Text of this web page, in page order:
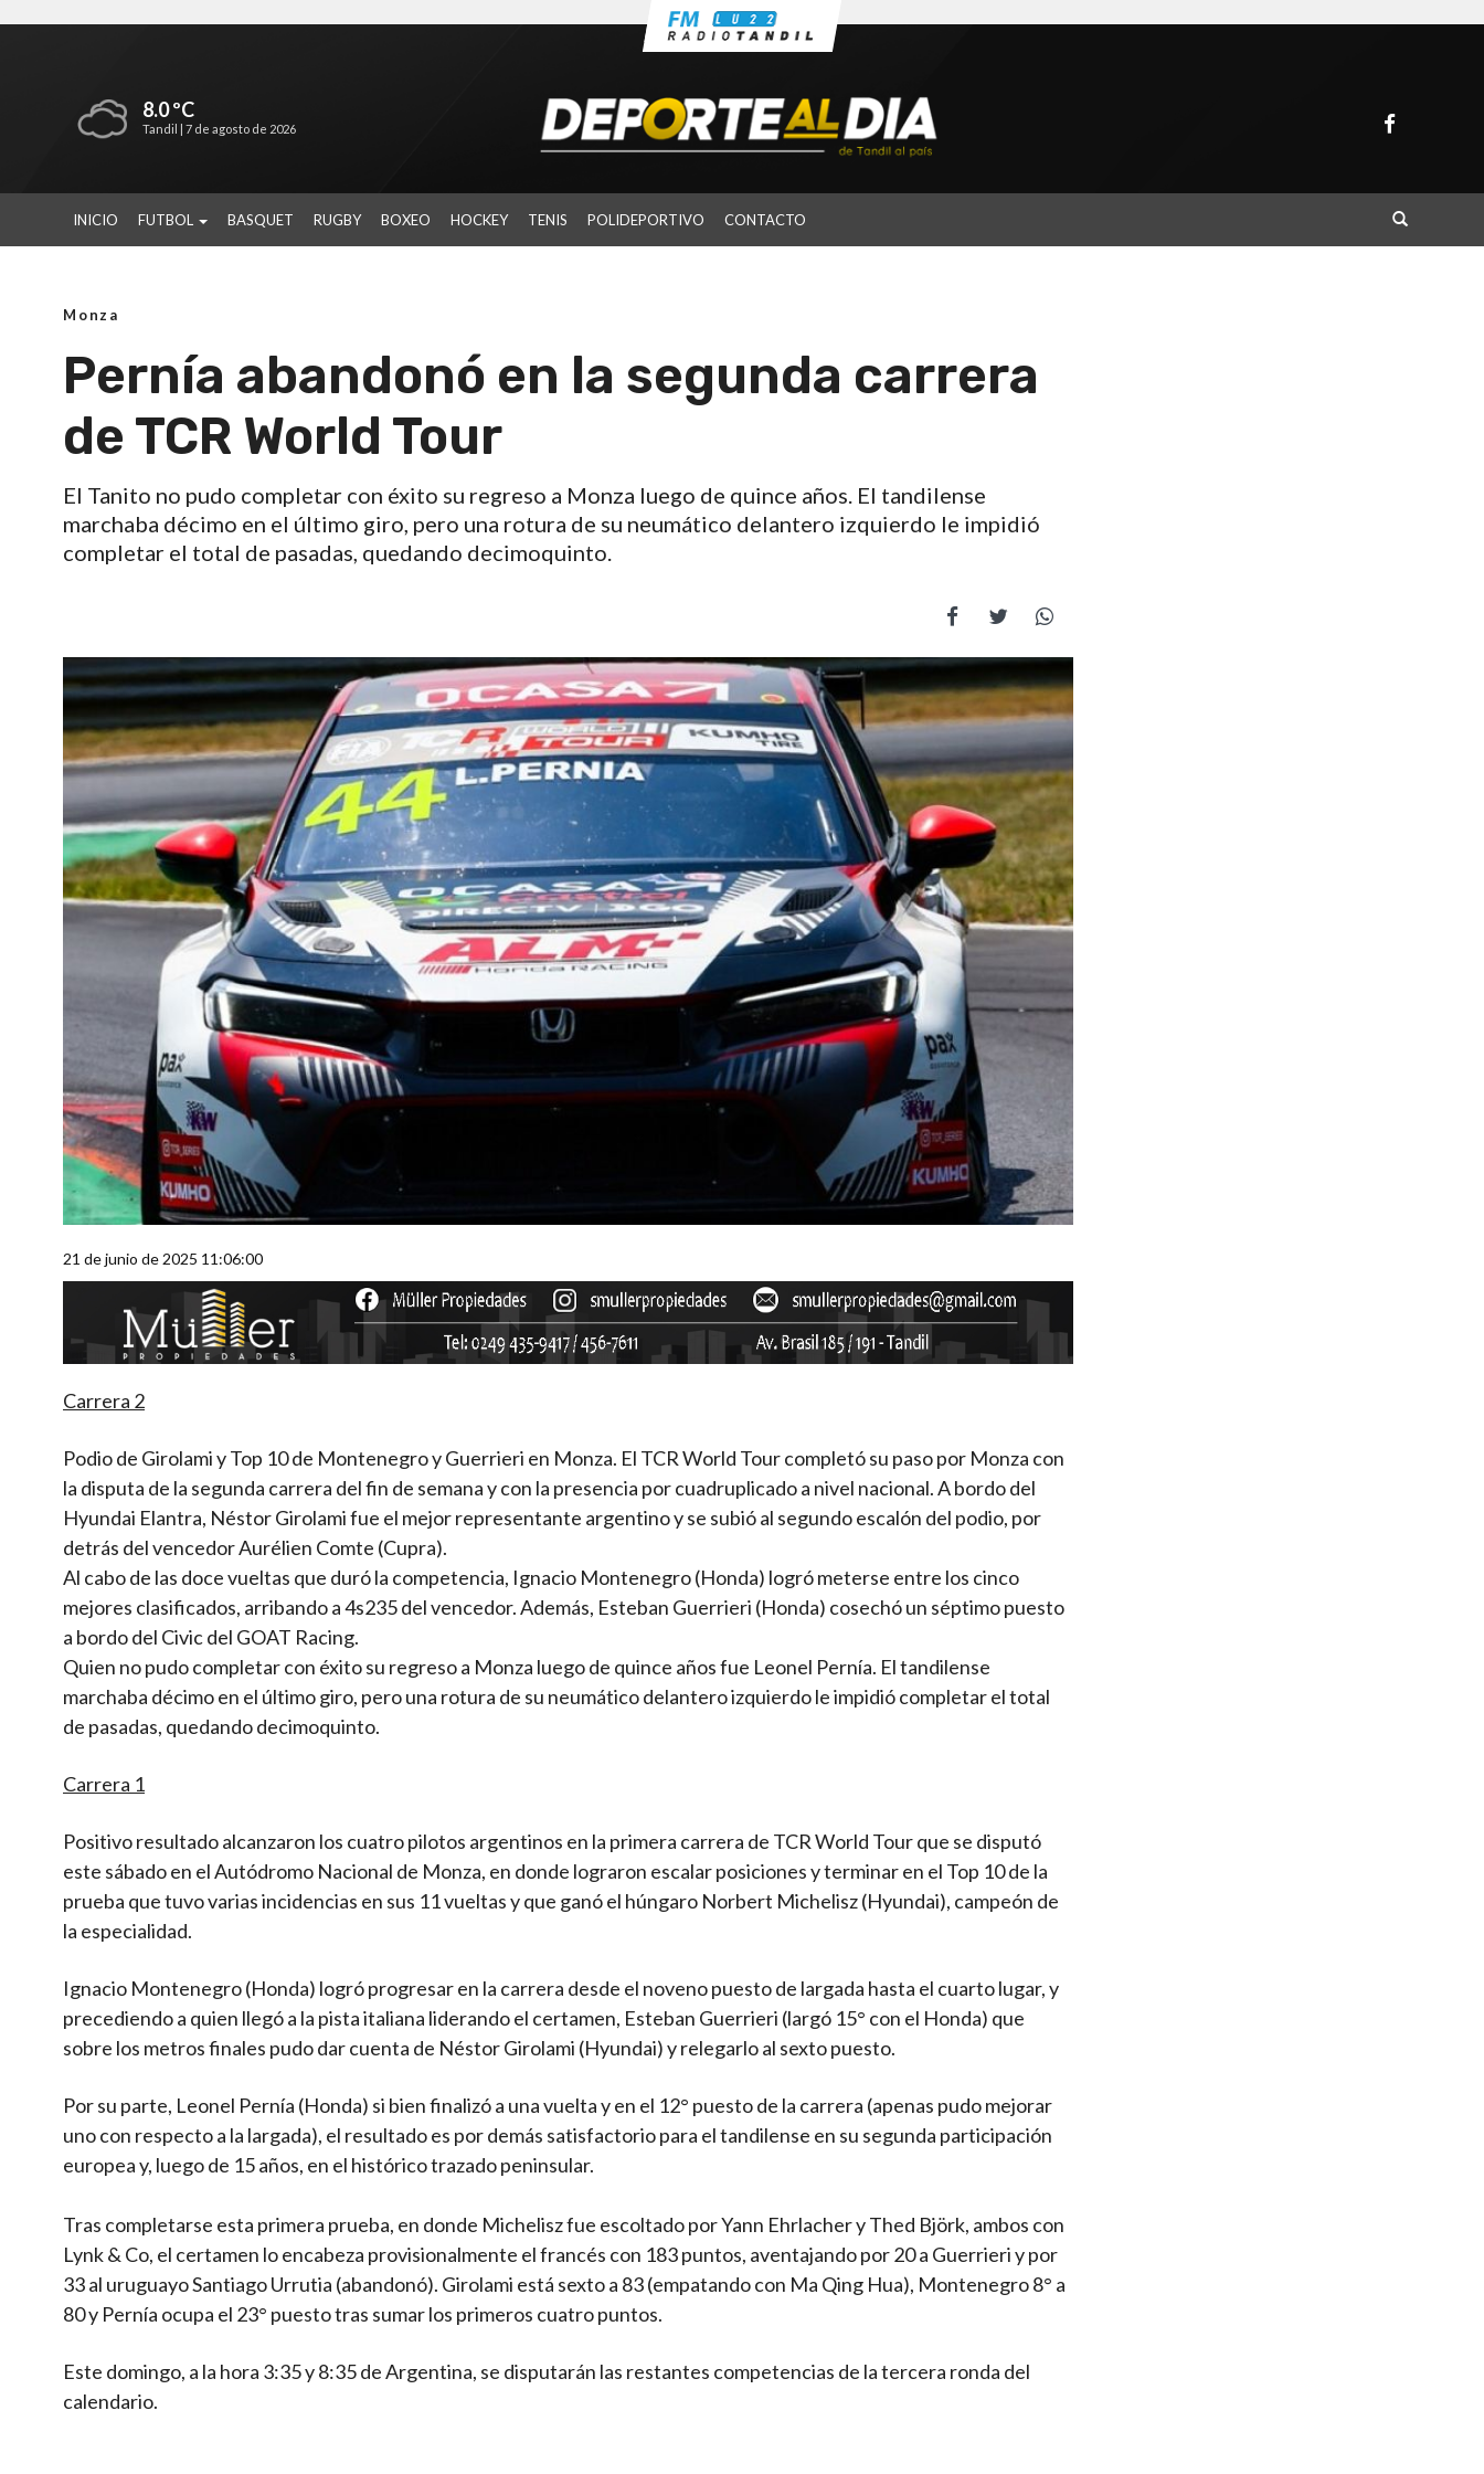
8.0 ºC
Tandil | 7 de agosto de 2026
INICIO FUTBOL BASQUET RUGBY BOXEO HOCKEY TENIS POLIDEPORTIVO CONTACTO
Monza
Pernía abandonó en la segunda carrera
de TCR World Tour
El Tanito no pudo completar con éxito su regreso a Monza luego de quince años. El tandilense
marchaba décimo en el último giro, pero una rotura de su neumático delantero izquierdo le impidió
completar el total de pasadas, quedando decimoquinto.
21 de junio de 2025 11:06:00
Carrera 2
Podio de Girolami y Top 10 de Montenegro y Guerrieri en Monza. El TCR World Tour completó su paso por Monza con
la disputa de la segunda carrera del fin de semana y con la presencia por cuadruplicado a nivel nacional. A bordo del
Hyundai Elantra, Néstor Girolami fue el mejor representante argentino y se subió al segundo escalón del podio, por
detrás del vencedor Aurélien Comte (Cupra).
Al cabo de las doce vueltas que duró la competencia, Ignacio Montenegro (Honda) logró meterse entre los cinco
mejores clasificados, arribando a 4s235 del vencedor. Además, Esteban Guerrieri (Honda) cosechó un séptimo puesto
a bordo del Civic del GOAT Racing.
Quien no pudo completar con éxito su regreso a Monza luego de quince años fue Leonel Pernía. El tandilense
marchaba décimo en el último giro, pero una rotura de su neumático delantero izquierdo le impidió completar el total
de pasadas, quedando decimoquinto.
Carrera 1
Positivo resultado alcanzaron los cuatro pilotos argentinos en la primera carrera de TCR World Tour que se disputó
este sábado en el Autódromo Nacional de Monza, en donde lograron escalar posiciones y terminar en el Top 10 de la
prueba que tuvo varias incidencias en sus 11 vueltas y que ganó el húngaro Norbert Michelisz (Hyundai), campeón de
la especialidad.
Ignacio Montenegro (Honda) logró progresar en la carrera desde el noveno puesto de largada hasta el cuarto lugar, y
precediendo a quien llegó a la pista italiana liderando el certamen, Esteban Guerrieri (largó 15° con el Honda) que
sobre los metros finales pudo dar cuenta de Néstor Girolami (Hyundai) y relegarlo al sexto puesto.
Por su parte, Leonel Pernía (Honda) si bien finalizó a una vuelta y en el 12° puesto de la carrera (apenas pudo mejorar
uno con respecto a la largada), el resultado es por demás satisfactorio para el tandilense en su segunda participación
europea y, luego de 15 años, en el histórico trazado peninsular.
Tras completarse esta primera prueba, en donde Michelisz fue escoltado por Yann Ehrlacher y Thed Björk, ambos con
Lynk & Co, el certamen lo encabeza provisionalmente el francés con 183 puntos, aventajando por 20 a Guerrieri y por
33 al uruguayo Santiago Urrutia (abandonó). Girolami está sexto a 83 (empatando con Ma Qing Hua), Montenegro 8° a
80 y Pernía ocupa el 23° puesto tras sumar los primeros cuatro puntos.
Este domingo, a la hora 3:35 y 8:35 de Argentina, se disputarán las restantes competencias de la tercera ronda del
calendario.